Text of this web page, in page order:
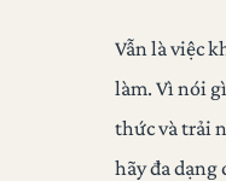
Vẫn là việc
làm. Vì nói
thức và trải
hãy đa dạng